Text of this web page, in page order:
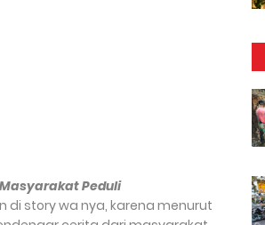
Peduli
di story wa nya, karena menurut